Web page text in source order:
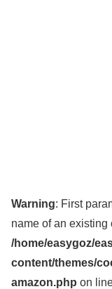
Warning: First
name of an existing
/home/easygoz/
content/themes/
amazon.php on